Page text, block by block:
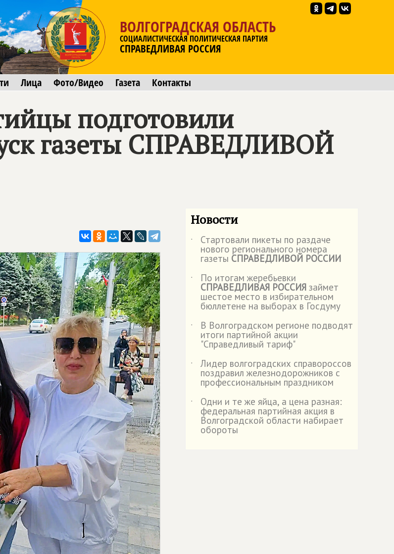
ВОЛГОГРАДСКАЯ ОБЛАСТЬ
СОЦИАЛИСТИЧЕСКАЯ ПОЛИТИЧЕСКАЯ ПАРТИЯ
СПРАВЕДЛИВАЯ РОССИЯ
Лица Фото/Видео Газета Контакты
подготовили
газеты СПРАВЕДЛИВОЙ
Новости
˙ Стартовали пикеты по раздаче
нового регионального номера
газеты СПРАВЕДЛИВОЙ РОССИИ
˙
По итогам жеребьевки
СПРАВЕДЛИВАЯ РОССИЯ займет
шестое место в избирательном
бюллетене на выборах в Госдуму
˙
В Волгоградском регионе подводят
итоги партийной акции
"Справедливый тариф"
˙
Лидер волгоградских справороссов
поздравил железнодорожников с
профессиональным праздником
˙
Одни и те же яйца, а цена разная:
федеральная партийная акция в
Волгоградской области набирает
обороты